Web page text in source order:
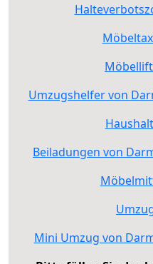
Umzugshelfer von
Beiladungen von
Mini Umzug von